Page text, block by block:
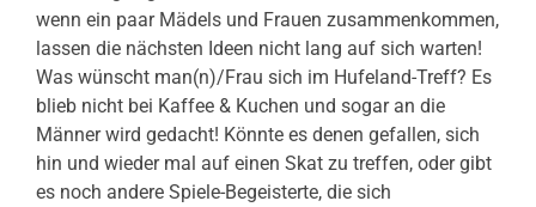
wenn ein paar Mädels und Frauen zusammenkommen,
lassen die nächsten Ideen nicht lang auf sich warten!
Was wünscht man(n)/Frau sich im Hufeland-Treff? Es
blieb nicht bei Kaffee & Kuchen und sogar an die
Männer wird gedacht! Könnte es denen gefallen, sich
hin und wieder mal auf einen Skat zu treffen, oder gibt
es noch andere Spiele-Begeisterte, die sich